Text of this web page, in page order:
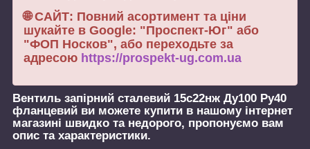
🌐 САЙТ: Повний асортимент та ціни
шукайте в Google: "Проспект-Юг" або
"ФОП Носков", або переходьте за
адресою https://prospekt-ug.com.ua
Вентиль запірний сталевий 15с22нж Ду100 Ру40
фланцевий ви можете купити в нашому інтернет
магазині швидко та недорого, пропонуємо вам
опис та характеристики.